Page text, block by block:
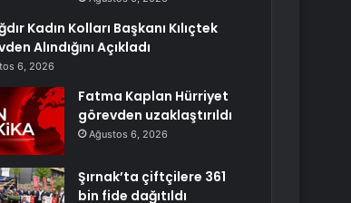
Kadın Kolları Başkanı Kılıçtek
Alındığını Açıkladı
6, 2026
Fatma Kaplan Hürriyet
görevden uzaklaştırıldı
Ağustos 6, 2026
Şırnak’ta çiftçilere 361
bin fide dağıtıldı